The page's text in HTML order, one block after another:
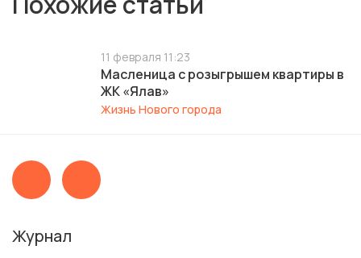
11 февраля 11:23
Масленица с розыгрышем квартиры в
ЖК «Ялав»
Жизнь Нового города
Журнал